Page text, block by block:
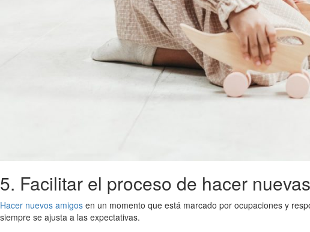
5. Facilitar el proceso de hacer
Hacer nuevos amigos en un momento que está marcado por ocupaciones y
siempre se ajusta a las expectativas.